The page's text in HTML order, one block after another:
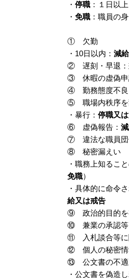
・ 停職 ：１日以
・ 免職 ：職員の
① 欠勤
・10日以内： 減
② 遅刻・早退：
③ 休暇の虚偽申
④ 勤務態度不良
⑤ 職場内秩序を
・暴行： 停職又
⑥ 虚偽報告：
⑦ 違法な職員団
⑧ 秘密漏えい
・職務上知るこ
免職）
・具体的に命令
給又は戒告
⑨ 政治的目的を
⑩ 兼業の承認等
⑪ 入札談合等に
⑫ 個人の秘密情
⑬ 公文書の不適
・公文書を偽造